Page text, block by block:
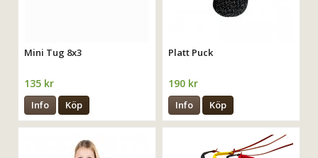
Mini Tug 8x3
135 kr
Info Köp
Platt Puck
190 kr
Info Köp